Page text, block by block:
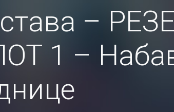
–
1 –